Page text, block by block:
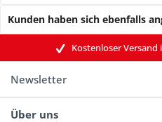
Kunden haben sich ebenfalls
Kostenloser
Newsletter
Über uns